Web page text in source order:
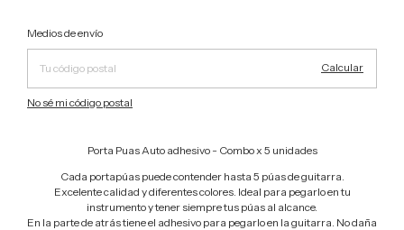
Entregas para el CP:
Medios de envío
Calcular
No sé mi código postal
Porta Puas Auto adhesivo - Combo x 5 unidades
Cada portapúas puede contender hasta 5 púas de guitarra.
Excelente calidad y diferentes colores. Ideal para pegarlo en tu
instrumento y tener siempre tus púas al alcance.
En la parte de atrás tiene el adhesivo para pegarlo en la guitarra. No daña